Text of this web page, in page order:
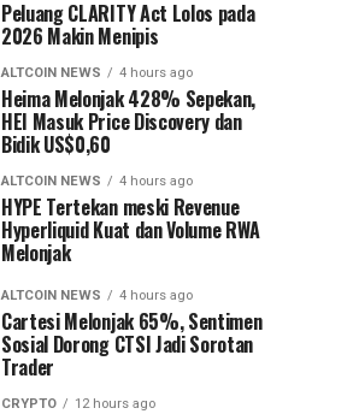
Peluang CLARITY Act Lolos pada
2026 Makin Menipis
ALTCOIN NEWS 4 hours ago
Heima Melonjak 428% Sepekan,
HEI Masuk Price Discovery dan
Bidik US$0,60
ALTCOIN NEWS 4 hours ago
HYPE Tertekan meski Revenue
Hyperliquid Kuat dan Volume RWA
Melonjak
ALTCOIN NEWS 4 hours ago
Cartesi Melonjak 65%, Sentimen
Sosial Dorong CTSI Jadi Sorotan
Trader
CRYPTO 12 hours ago